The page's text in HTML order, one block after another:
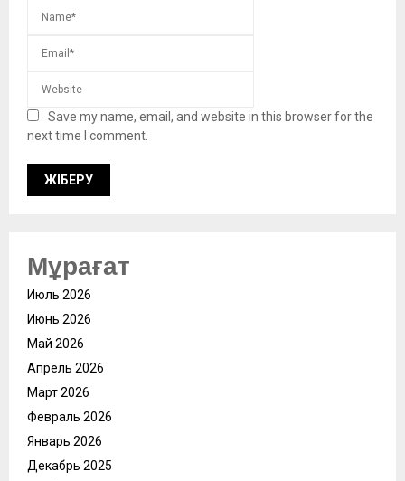
Save my name, email, and website in this browser for the
next time I comment.
Мұрағат
Июль 2026
Июнь 2026
Май 2026
Апрель 2026
Март 2026
Февраль 2026
Январь 2026
Декабрь 2025